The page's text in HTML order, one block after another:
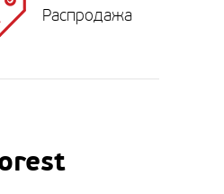
Распродажа